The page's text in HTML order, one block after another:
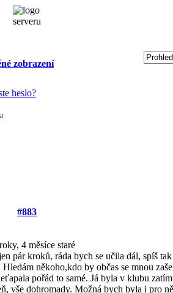
zobrazení
heslo?
#883
4 měsíce staré
pár kroků, ráda bych se učila dál, spíš
někoho,kdo by občas se mnou
pořád to samé. Já byla v klubu
vše dohromady. Možná bych byla i pro